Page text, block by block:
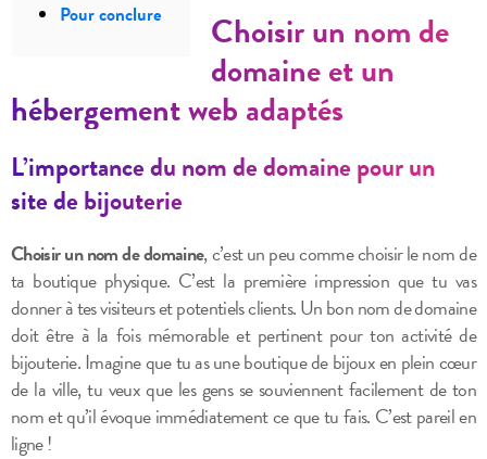
Pour conclure
Choisir un nom de
domaine et un
hébergement web adaptés
L’importance du nom de domaine pour un
site de bijouterie
Choisir un nom de domaine, c’est un peu comme choisir le nom de
ta boutique physique. C’est la première impression que tu vas
donner à tes visiteurs et potentiels clients. Un bon nom de domaine
doit être à la fois mémorable et pertinent pour ton activité de
bijouterie. Imagine que tu as une boutique de bijoux en plein cœur
de la ville, tu veux que les gens se souviennent facilement de ton
nom et qu’il évoque immédiatement ce que tu fais. C’est pareil en
ligne !